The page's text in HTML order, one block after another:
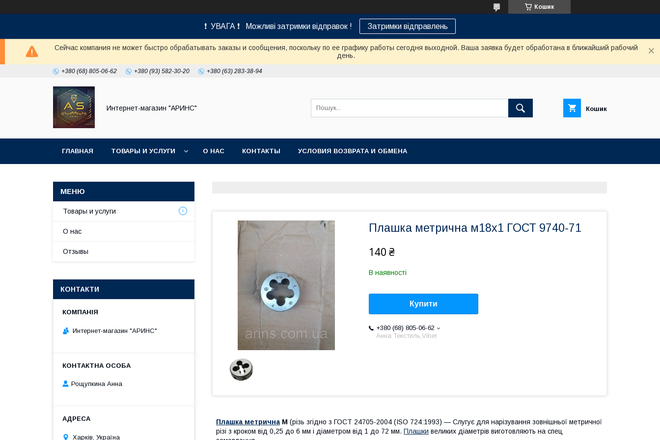
Кошик
❗ УВАГА ❗ Можливі затримки відправок ! Затримки відправлень
Сейчас компания не может быстро обрабатывать заказы и сообщения, поскольку по ее графику работы сегодня выходной. Ваша заявка будет обработана в ближайший рабочий
день.
+380 (68) 805-06-62 +380 (93) 582-30-20 +380 (63) 283-38-94
Интернет-магазин "АРИНС" Кошик
ГЛАВНАЯ ТОВАРЫ И УСЛУГИ О НАС КОНТАКТЫ УСЛОВИЯ ВОЗВРАТА И ОБМЕНА
Плашка метрична м18х1 ГОСТ 9740-71
140 ₴
В наявності
Купити
+380 (68) 805-06-62
Анна Текстиль,Viber
Плашка метрична М (різь згідно з ГОСТ 24705-2004 (ISO 724:1993) — Слугує для нарізування зовнішньої метричної
різі з кроком від 0,25 до 6 мм і діаметром від 1 до 72 мм. Плашки великих діаметрів виготовляють на спец
Товары и услуги
О нас
Отзывы
КОНТАКТИ
Интернет-магазин "АРИНС"
Рощупкина Анна
Харків, Україна